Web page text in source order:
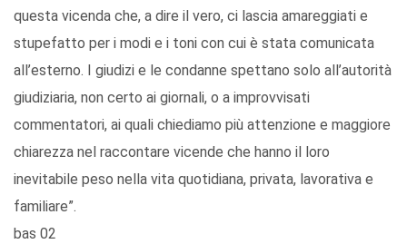
questa vicenda che, a dire il vero, ci lascia amareggiati e
stupefatto per i modi e i toni con cui è stata comunicata
all’esterno. I giudizi e le condanne spettano solo all’autorità
giudiziaria, non certo ai giornali, o a improvvisati
commentatori, ai quali chiediamo più attenzione e maggiore
chiarezza nel raccontare vicende che hanno il loro
inevitabile peso nella vita quotidiana, privata, lavorativa e
familiare”.
bas 02